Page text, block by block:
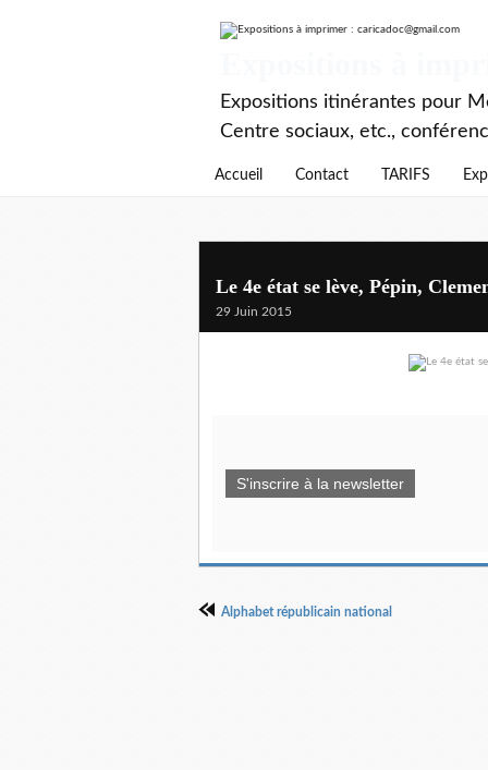
Expositions itinérantes pour
Centre sociaux, etc.,
Accueil Contact TARIFS
Le 4e état se lève, Pépin,
29 Juin 2015
S'inscrire à la newsletter
Alphabet républicain national